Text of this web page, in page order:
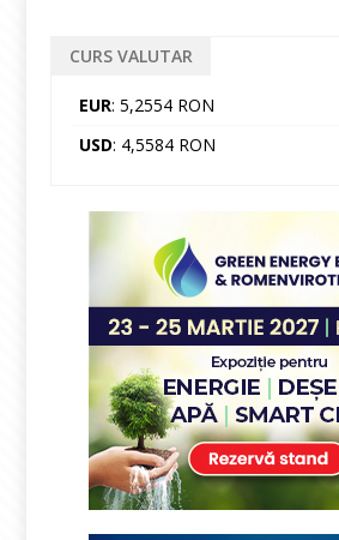
CURS VALUTAR
EUR: 5,2554 RON
USD: 4,5584 RON